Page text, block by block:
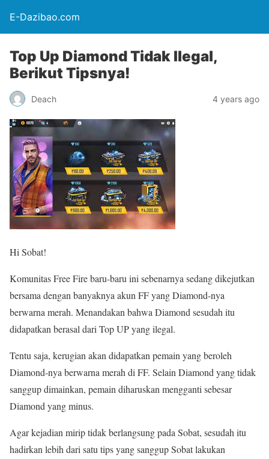
E-Dazibao.com
Top Up Diamond Tidak Ilegal,
Berikut Tipsnya!
Deach 4 years ago
Hi Sobat!
Komunitas Free Fire baru-baru ini sebenarnya sedang dikejutkan
bersama dengan banyaknya akun FF yang Diamond-nya
berwarna merah. Menandakan bahwa Diamond sesudah itu
didapatkan berasal dari Top UP yang ilegal.
Tentu saja, kerugian akan didapatkan pemain yang beroleh
Diamond-nya berwarna merah di FF. Selain Diamond yang tidak
sanggup dimainkan, pemain diharuskan mengganti sebesar
Diamond yang minus.
Agar kejadian mirip tidak berlangsung pada Sobat, sesudah itu
hadirkan lebih dari satu tips yang sanggup Sobat lakukan